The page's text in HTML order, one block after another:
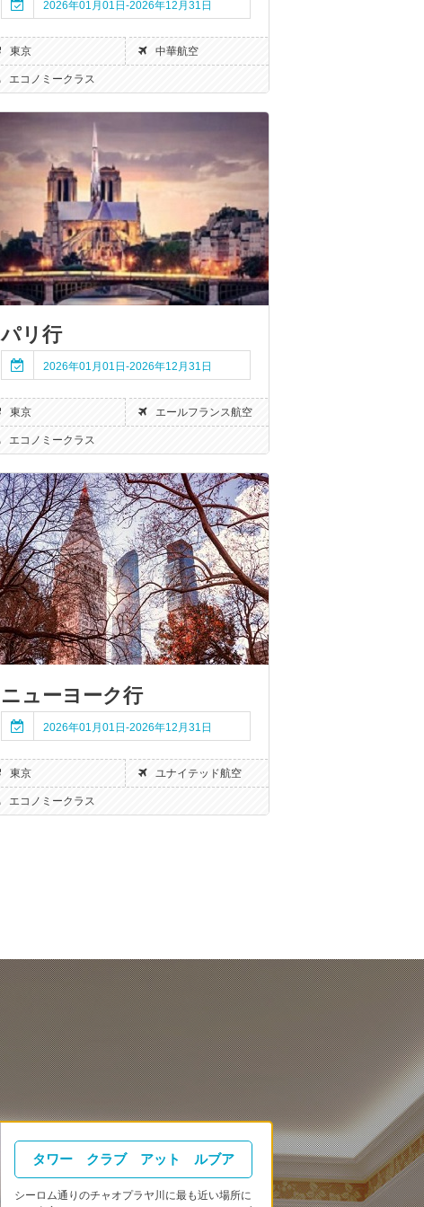
2026年01月01日-2026年12月31日
東京 中華航空
エコノミークラス
パリ行
2026年01月01日-2026年12月31日
東京 エールフランス航空
エコノミークラス
ニューヨーク行
2026年01月01日-2026年12月31日
東京 ユナイテッド航空
エコノミークラス
タワー クラブ アット ルブア
シーロム通りのチャオプラヤ川に最も近い場所に